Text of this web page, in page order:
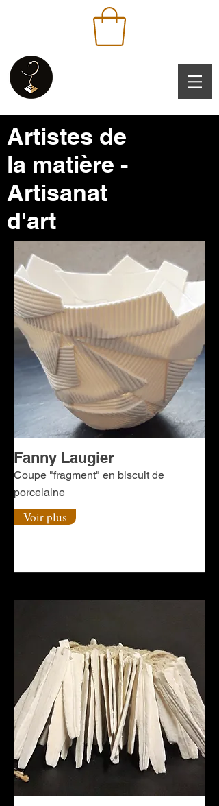
Artistes de
la matière -
Artisanat
d'art
Fanny Laugier
Coupe "fragment" en biscuit de
porcelaine
Voir plus